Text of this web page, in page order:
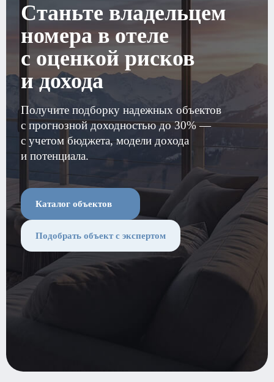
Станьте владельцем
номера в отеле
с оценкой рисков
и дохода
Получите подборку надежных объектов
с прогнозной доходностью до 30% —
с учетом бюджета, модели дохода
и по тенциала.
Каталог объектов
Подобрать объект с экспертом